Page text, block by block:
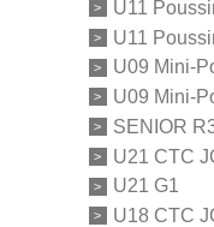
U11
U11
U09 Mini-
U09 Mini-
SENIOR
U21 CTC
U21 G1
U18 CTC